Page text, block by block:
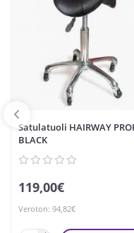
Satulatuoli HAIRWAY
BLACK
119,00€
Veroton: 94,82€